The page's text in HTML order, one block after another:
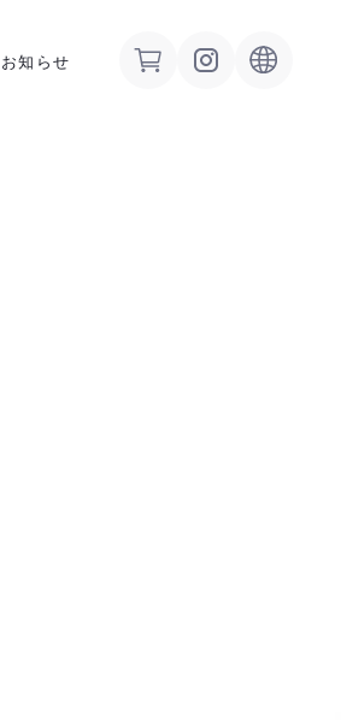
お知らせ